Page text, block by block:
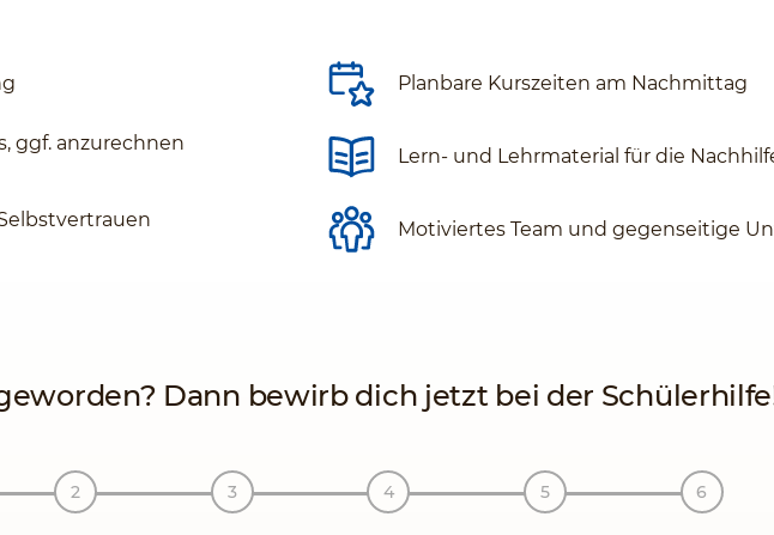
ggf. anzurechnen
Planbare Kurszeiten am Nachmittag
Lern- und Lehrmaterial für die
Motiviertes Team und gegenseitige
Dann bewirb dich jetzt bei der